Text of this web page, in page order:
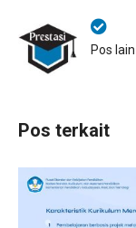
Pos
Pos terkait